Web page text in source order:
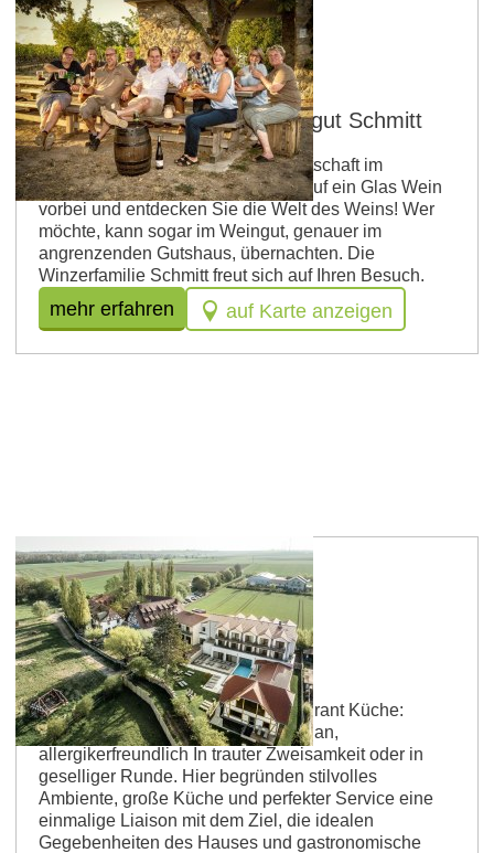
Guntersblum
Straußwirtschaft im Schlossgut Schmitt
Im Juni öffnet wieder die Straußwirtschaft im
Schlossgut Schmitt. Kommen Sie auf ein Glas Wein
vorbei und entdecken Sie die Welt des Weins! Wer
möchte, kann sogar im Weingut, genauer im
angrenzenden Gutshaus, übernachten. Die
Winzerfamilie Schmitt freut sich auf Ihren Besuch.
mehr erfahren auf Karte anzeigen
Köngernheim
Jordans Untermühle
Betriebsart: Feinschmecker-Restaurant Küche:
saisonal, regional, vegetarisch, vegan,
allergikerfreundlich In trauter Zweisamkeit oder in
geselliger Runde. Hier begründen stilvolles
Ambiente, große Küche und perfekter Service eine
einmalige Liaison mit dem Ziel, die idealen
Gegebenheiten des Hauses und gastronomische